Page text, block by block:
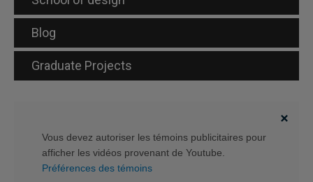
Blog
Graduate Projects
Vous devez autoriser les témoins publicitaires pour
afficher les vidéos provenant de Youtube.
Préférences des témoins